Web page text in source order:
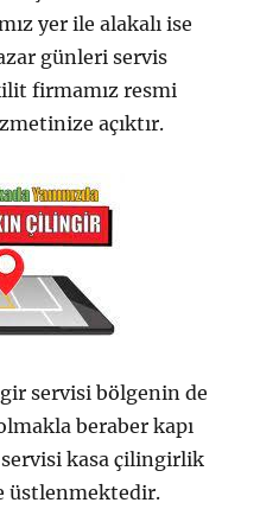
yer ile alakalı ise
günleri servis
firmamız resmi
açıktır.
servisi bölgenin de
beraber kapı
kasa çilingirlik
üstlenmektedir.